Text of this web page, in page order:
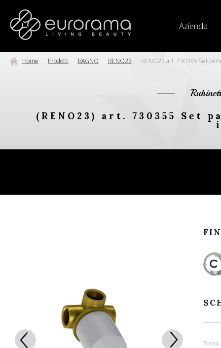
Azienda
Home Prodotti BAGNO RENO23 RENO23 art. 730355 Set
(RENO23) art. 730355
Torna